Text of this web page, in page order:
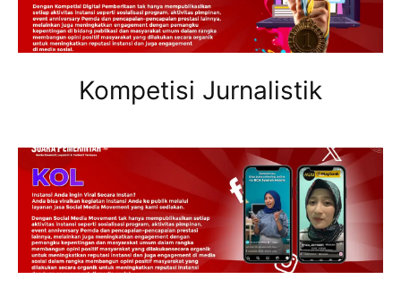
Kompetisi Jurnalistik